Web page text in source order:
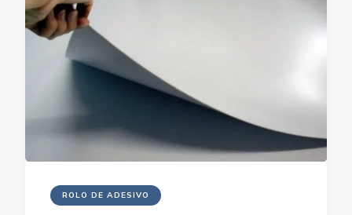
ROLO DE ADESIVO